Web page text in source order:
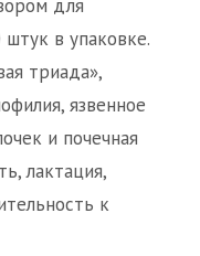
для
в упаковке.
триада»,
язвенное
и почечная
лактация,
к